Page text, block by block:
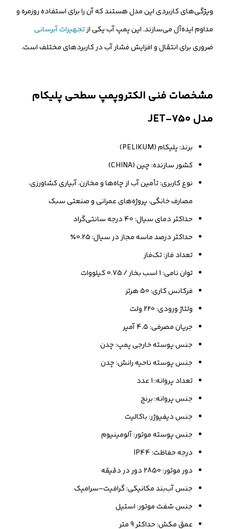
ویژگی‌های کاربردی این مدل هستند که آن را برای استفاده روزمره و
مداوم ایده‌آل می‌سازند. این پمپ آب یکی ازتجهیزات آبرسانی
ضروری برای انتقال و افزایش فشار آب در کاربردهای مختلف است.
مشخصات فنی الکتروپمپ سطحی پلیکام
مدل JET-750
برند: پلیکام (PELIKUM)
کشور سازنده: چین (CHINA)
نوع کاربری: تأمین آب از چاه‌ها و مخازن، آبیاری کشاورزی،
مصارف خانگی، پروژه‌های عمرانی و صنعتی سبک
حداکثر دمای سیال: 40 درجه سانتی‌گراد
حداکثر درصد ماسه مجاز در سیال: 0.25٪
تعداد فاز: تک‌فاز
توان نامی: 1 اسب بخار / 0.75 کیلووات
فرکانس کاری: 50 هرتز
ولتاژ ورودی: 220 ولت
جریان مصرفی: 4.5 آمپر
جنس پوسته خارجی پمپ: چدن
جنس پوسته ناحیه رانش: چدن
تعداد پروانه: 1 عدد
جنس پروانه: برنج
جنس دیفیوژر: باکالیت
جنس پوسته موتور: آلومینیوم
درجه حفاظت: IP44
دور موتور: 2850 دور در دقیقه
جنس آب‌بند مکانیکی: گرافیت–سرامیک
جنس شفت موتور: استیل
عمق مکش: حداکثر 9 متر